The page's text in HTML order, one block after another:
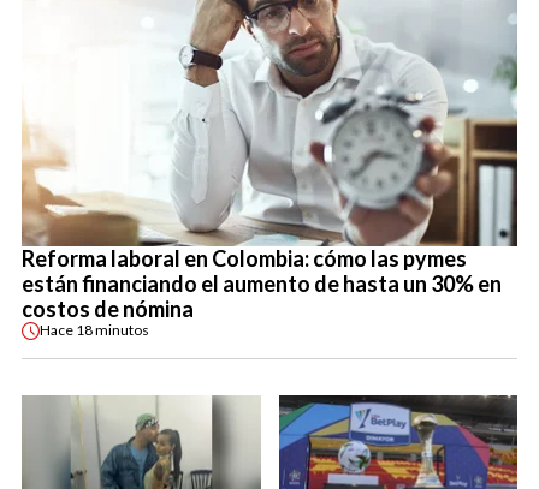
Reforma laboral en Colombia: cómo las pymes
están financiando el aumento de hasta un 30% en
costos de nómina
Hace 18 minutos